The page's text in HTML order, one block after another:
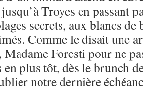
Troyes en passant
secrets, aux blancs
Comme le disait une
Madame Foresti pour ne
plus tôt, dès le brunch
notre dernière